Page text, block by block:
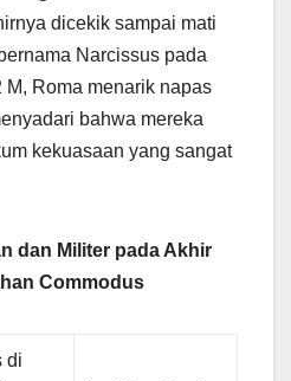
dicekik sampai mati
Narcissus pada
M, Roma menarik napas
bahwa mereka
kekuasaan yang sangat
dan Militer pada Akhir
Commodus
di